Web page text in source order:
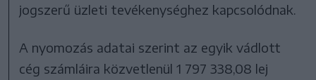
jogszerű üzleti tevékenységhez kapcsolódnak.
A nyomozás adatai szerint az egyik vádlott
cég számláira közvetlenül 1 797 338,08 lej